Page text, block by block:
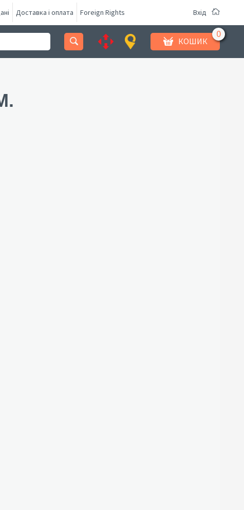
Доставка і оплата Foreign Rights Вхід
КОШИК